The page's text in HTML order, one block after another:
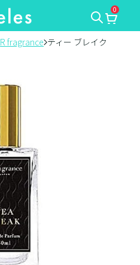
0
R fragrance ティー ブレイク